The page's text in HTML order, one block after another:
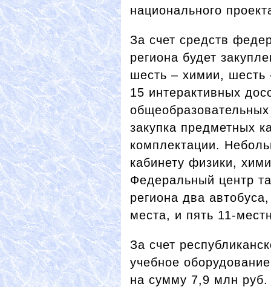
национального
За счет средств
региона будет
шесть – химии, шесть
15 интерактивных
закупка предметных
комплектации.
кабинету физики,
Федеральный центр
региона два
места, и пять 11-
За счет
учебное
на сумму 7,9 млн руб.